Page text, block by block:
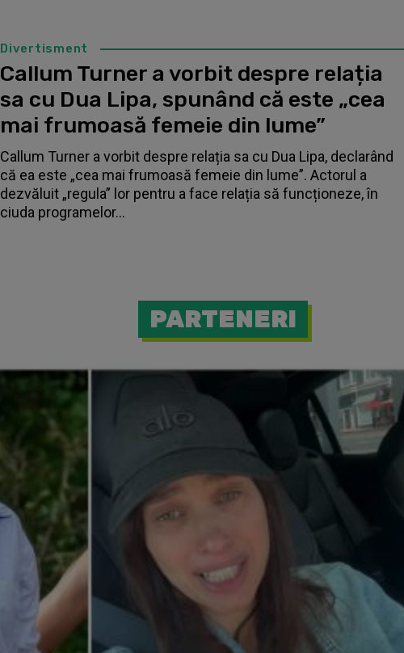
Divertisment
Callum Turner a vorbit despre relația
sa cu Dua Lipa, spunând că este „cea
mai frumoasă femeie din lume”
Callum Turner a vorbit despre relația sa cu Dua Lipa, declarând
că ea este „cea mai frumoasă femeie din lume”. Actorul a
dezvăluit „regula” lor pentru a face relația să funcționeze, în
ciuda programelor...
PARTENERI